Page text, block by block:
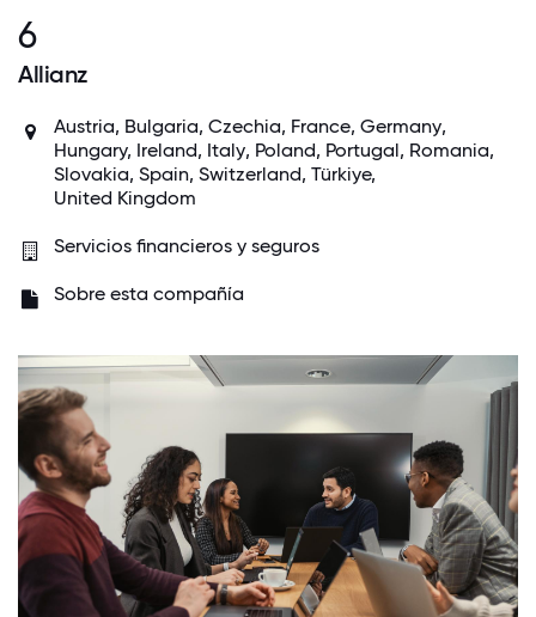
6
Allianz
Austria, Bulgaria, Czechia, France, Germany,
Hungary, Ireland, Italy, Poland, Portugal, Romania,
Slovakia, Spain, Switzerland, Türkiye,
United Kingdom
Servicios financieros y seguros
Sobre esta compañía